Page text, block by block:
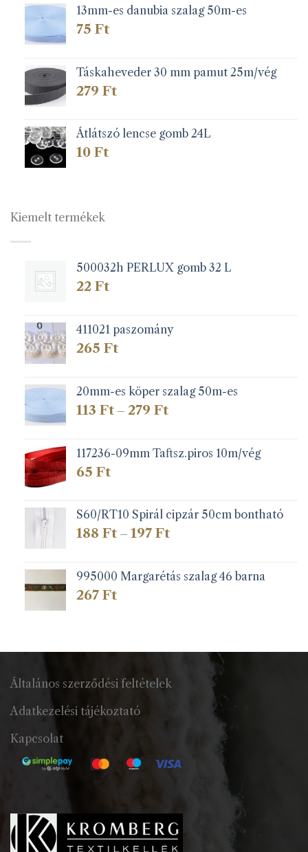
13mm-es danubia szalag 50m-es
75 Ft
Táskaheveder 30 mm pamut 25m/vég
279 Ft
Átlátszó lencse gomb 24L
10 Ft
Kiemelt termékek
500032h PERLUX gomb 32 L
22 Ft
411021 paszomány
265 Ft
20mm-es köper szalag 50m-es
113 Ft – 279 FtÁrtartomány:
279 Ft
117236-09mm Taftsz.piros 10m/vég
65 Ft
S60/RT10 Spirál cipzár 50cm bontható
188 Ft – 197 FtÁrtartomány:
197 Ft
995000 Margarétás szalag 46 barna
267 Ft
Általános szerződési feltételek
Adatkezelési tájékoztató
Kapcsolat